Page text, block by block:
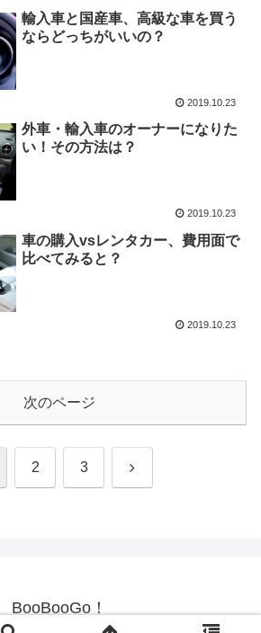
輸入車と国産車、高級な車を買う
ならどっちがいいの？
2019.10.23
外車・輸入車のオーナーになりた
い！その方法は？
2019.10.23
車の購入vsレンタカー、費用面で
比べてみると？
2019.10.23
次のページ
2 3 次
BooBooGo！